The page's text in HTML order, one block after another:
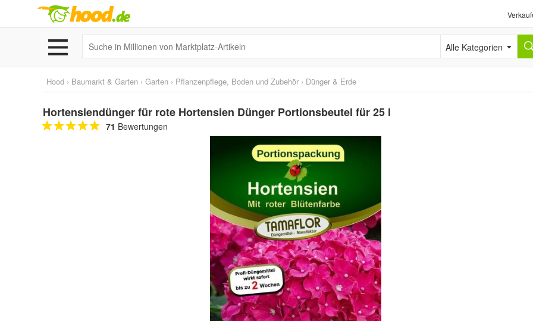
Alle Kategorien
Hood › Baumarkt & Garten › Garten › Pflanzenpflege, Boden und Zubehör › Dünger & Erde
Hortensiendünger für rote Hortensien Dünger Portionsbeutel für 25 l
71 Bewertungen